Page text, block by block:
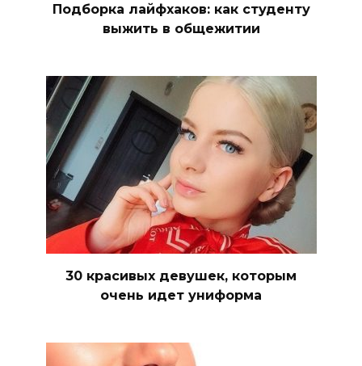
Подборка лайфхаков: как студенту
выжить в общежитии
30 красивых девушек, которым
очень идет униформа